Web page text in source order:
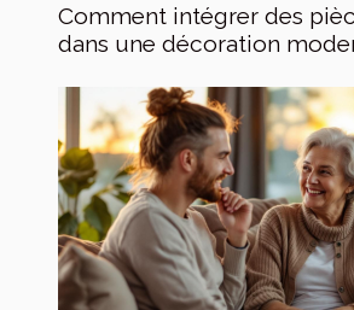
Comment intégrer des
dans une décoration